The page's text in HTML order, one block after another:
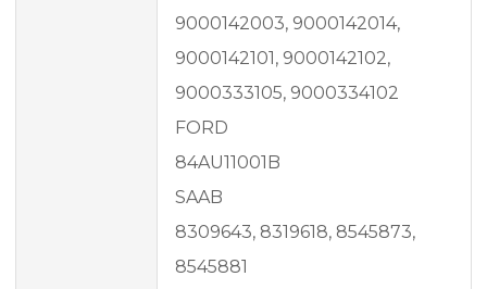
9000142003, 9000142014,
9000142101, 9000142102,
9000333105, 9000334102
FORD
84AU11001B
SAAB
8309643, 8319618, 8545873,
8545881